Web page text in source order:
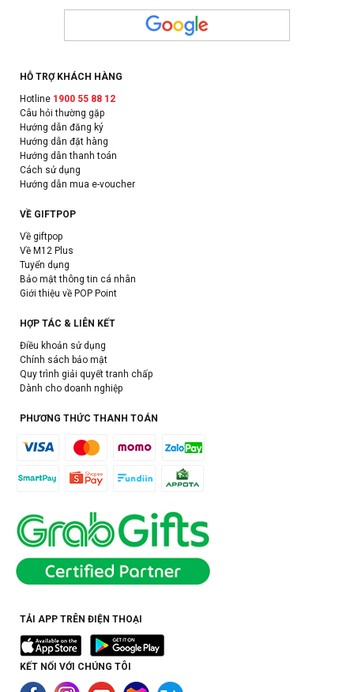
HỖ TRỢ KHÁCH HÀNG
Hotline 1900 55 88 12
Câu hỏi thường gặp
Hướng dẫn đăng ký
Hướng dẫn đặt hàng
Hướng dẫn thanh toán
Cách sử dụng
Hướng dẫn mua e-voucher
VỀ GIFTPOP
Về giftpop
Về M12 Plus
Tuyển dụng
Bảo mật thông tin cá nhân
Giới thiệu về POP Point
HỢP TÁC & LIÊN KẾT
Điều khoản sử dụng
Chính sách bảo mật
Quy trình giải quyết tranh chấp
Dành cho doanh nghiệp
PHƯƠNG THỨC THANH TOÁN
TẢI APP TRÊN ĐIỆN THOẠI
KẾT NỐI VỚI CHÚNG TÔI